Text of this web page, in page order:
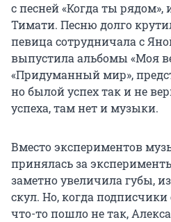
с песней «Когда ты рядом»,
Тимати. Песню долго
певица сотрудничала с
выпустила альбомы «Моя
«Придуманный мир»,
но былой успех так и не
успеха, там нет и музыки.
Вместо экспериментов
принялась за
заметно увеличила губы,
скул. Но, когда
что-то пошло не так,